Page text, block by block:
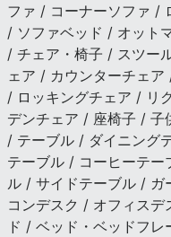
ファ / コーナーソファ /
/ ソファベッド / オット
/ チェア・椅子 / スツー
ェア / カウンターチェ
/ ロッキングチェア / リ
デンチェア / 座椅子 / 子
/ テーブル / ダイニング
テーブル / コーヒーテ
ル / サイドテーブル / ガ
コンデスク / オフィス
ド / ベッド・ベッドフ